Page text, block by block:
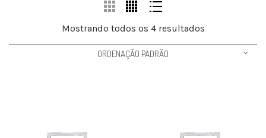
Mostrando todos os 4 resultados
ORDENAÇÃO PADRÃO